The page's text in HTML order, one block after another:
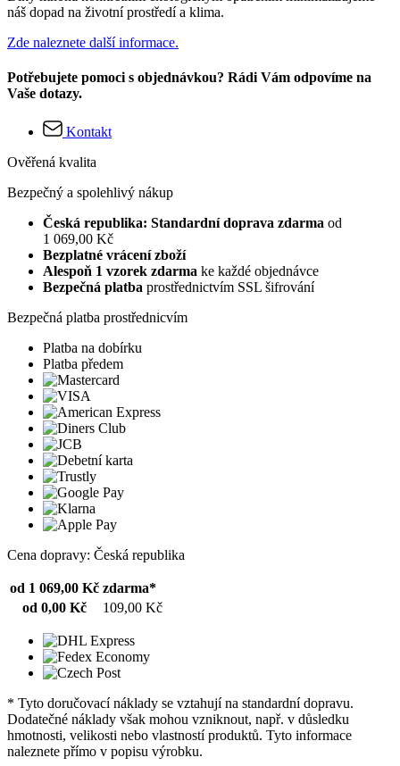
náš dopad na životní prostředí a klima.
Zde naleznete další informace.
Potřebujete pomoci s objednávkou? Rádi Vám odpovíme na
Vaše dotazy.
Kontakt
Ověřená kvalita
Bezpečný a spolehlivý nákup
Česká republika: Standardní doprava zdarma od
1 069,00 Kč
Bezplatné vrácení zboží
Alespoň 1 vzorek zdarma ke každé objednávce
Bezpečná platba prostřednictvím SSL šifrování
Bezpečná platba prostřednicvím
Platba na dobírku
Platba předem
Cena dopravy: Česká republika
od 1 069,00 Kč zdarma*
od 0,00 Kč
109,00 Kč
* Tyto doručovací náklady se vztahují na standardní dopravu.
Dodatečné náklady však mohou vzniknout, např. v důsledku
hmotnosti, velikosti nebo vlastností produktů. Tyto informace
naleznete přímo v popisu výrobku.